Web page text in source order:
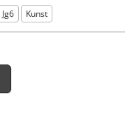
Jg6 Kunst